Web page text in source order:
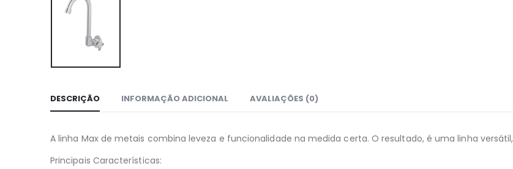
DESCRIÇÃO INFORMAÇÃO ADICIONAL AVALIAÇÕES (0)
A linha Max de metais combina leveza e funcionalidade na medida certa. O resultado, é uma linha
Principais Características: